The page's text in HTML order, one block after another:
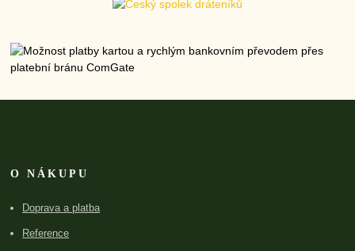
O NÁKUPU
Doprava a platba
Reference